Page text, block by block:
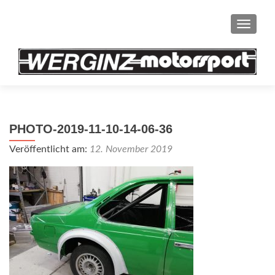
PHOTO-2019-11-10-14-06-36
Veröffentlicht am: 12. November 2019